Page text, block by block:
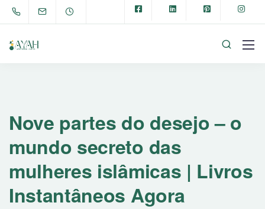
Nove partes do desejo – o
mundo secreto das
mulheres islâmicas | Livros
Instantâneos Agora